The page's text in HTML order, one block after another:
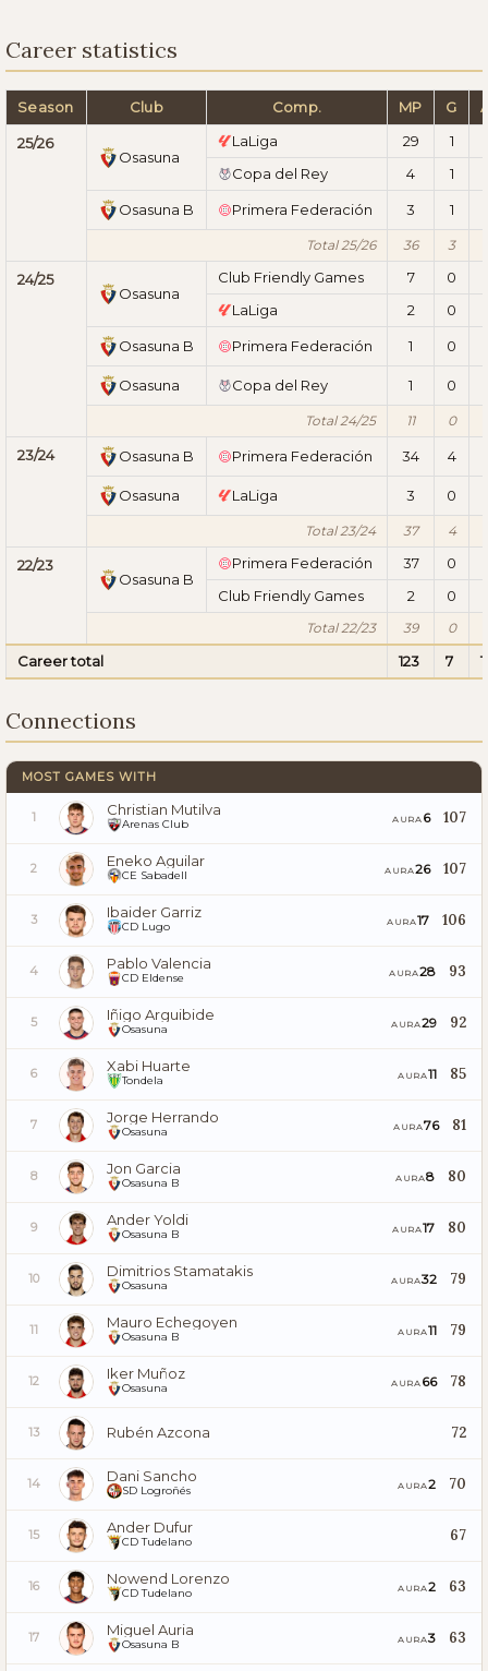
Career statistics
Season Club Comp. MP G
25/26
Osasuna
LaLiga 29 1
Copa del Rey
4 1
Osasuna B Primera Federación 3 1
Total 25/26 36 3
24/25
Osasuna
Club Friendly Games 7 0
LaLiga
2 0
Osasuna B Primera Federación 1 0
Osasuna Copa del Rey 1 0
Total 24/25 11 0
23/24 Osasuna B Primera Federación 34 4
Osasuna LaLiga 3 0
Total 23/24 37 4
22/23
Osasuna B
Primera Federación 37 0
Club Friendly Games
2 0
Total 22/23 39 0
Career total 123 7 1
Connections
MOST GAMES WITH
1 Christian Mutilva
Arenas Club AURA 6 107
2 Eneko Aguilar
CE Sabadell AURA26 107
3 Ibaider Garriz
CD Lugo AURA17 106
4 Pablo Valencia
CD Eldense AURA28 93
5 Iñigo Arguibide
Osasuna AURA29 92
6 Xabi Huarte
Tondela AURA11 85
7 Jorge Herrando
Osasuna AURA76 81
8 Jon Garcia
Osasuna B AURA8 80
9 Ander Yoldi
Osasuna B AURA17 80
10 Dimitrios Stamatakis
Osasuna AURA32 79
11 Mauro Echegoyen
Osasuna B AURA11 79
12 Iker Muñoz
Osasuna AURA 66 78
13 Rubén Azcona 72
14 Dani Sancho
SD Logroñés AURA2 70
15 Ander Dufur
CD Tudelano 67
16 Nowend Lorenzo
CD Tudelano AURA2 63
17 Miguel Auria
Osasuna B AURA3 63